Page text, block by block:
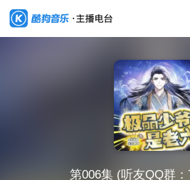
第006集 (听友QQ群：